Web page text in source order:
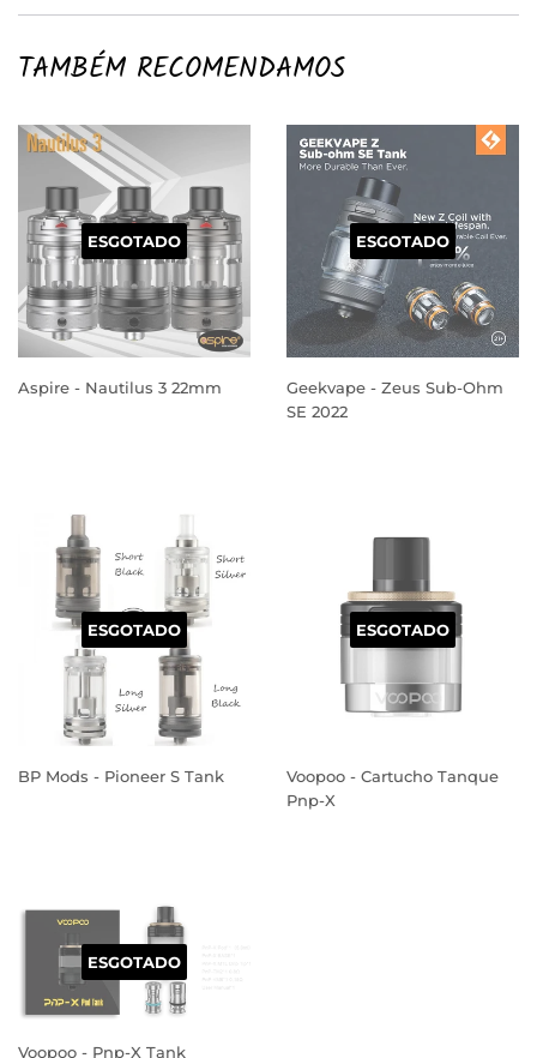
TAMBÉM RECOMENDAMOS
ESGOTADO
Aspire - Nautilus 3 22mm
ESGOTADO
Geekvape - Zeus Sub-Ohm
SE 2022
ESGOTADO
BP Mods - Pioneer S Tank
ESGOTADO
Voopoo - Cartucho Tanque
Pnp-X
ESGOTADO
Voopoo - Pnp-X Tank